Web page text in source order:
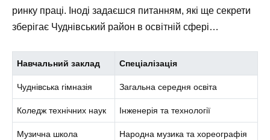
ринку праці. Іноді задаєшся питанням, які ще секрети
зберігає Чуднівський район в освітній сфері…
Навчальний заклад Спеціалізація
Чуднівська гімназія Загальна середня освіта
Коледж технічних наук Інженерія та технології
Музична школа Народна музика та хореографія